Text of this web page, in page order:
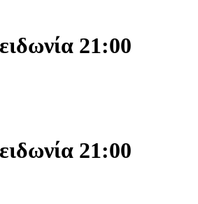
21:00
21:00